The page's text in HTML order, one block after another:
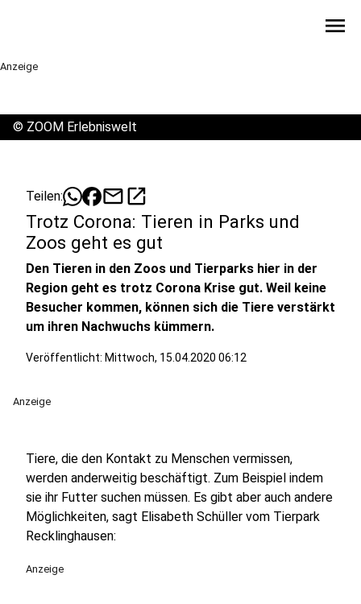
menu
Anzeige
© ZOOM Erlebniswelt
Teilen: mailopen_in_new
Trotz Corona: Tieren in Parks und
Zoos geht es gut
Den Tieren in den Zoos und Tierparks hier in der
Region geht es trotz Corona Krise gut. Weil keine
Besucher kommen, können sich die Tiere verstärkt
um ihren Nachwuchs kümmern.
Veröffentlicht: Mittwoch, 15.04.2020 06:12
Anzeige
Tiere, die den Kontakt zu Menschen vermissen,
werden anderweitig beschäftigt. Zum Beispiel indem
sie ihr Futter suchen müssen. Es gibt aber auch andere
Möglichkeiten, sagt Elisabeth Schüller vom Tierpark
Recklinghausen:
Anzeige